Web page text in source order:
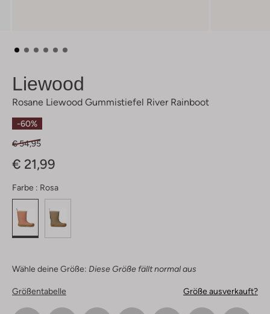
Liewood
Rosane Liewood Gummistiefel River Rainboot
-60%
€ 54,95
€ 21,99
Farbe : Rosa
Wähle deine Größe: Diese Größe fällt normal aus
Größentabelle Größe ausverkauft?